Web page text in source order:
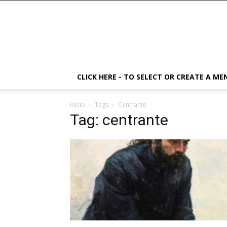
CLICK HERE - TO SELECT OR CREATE A
Início Tags Centrante
Tag: centrante